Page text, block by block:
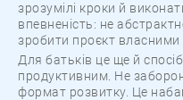
зрозумілі кроки й
впевненість: не
зробити проєкт власними
Для батьків це ще й
продуктивним. Не
формат розвитку. Це